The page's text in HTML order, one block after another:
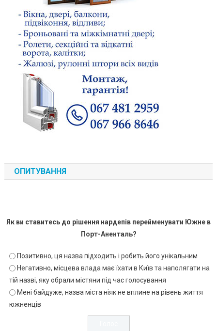
ОПИТУВАННЯ
Як ви ставитесь до рішення нардепів перейменувати Южне в
Порт-Аненталь?
Позитивно, ця назва підходить і робить його унікальним
Негативно, місцева влада має їхати в Київ та наполягати на
тій назві, яку обрали містяни під час голосування
Мені байдуже, назва міста ніяк не вплине на рівень життя
южненців